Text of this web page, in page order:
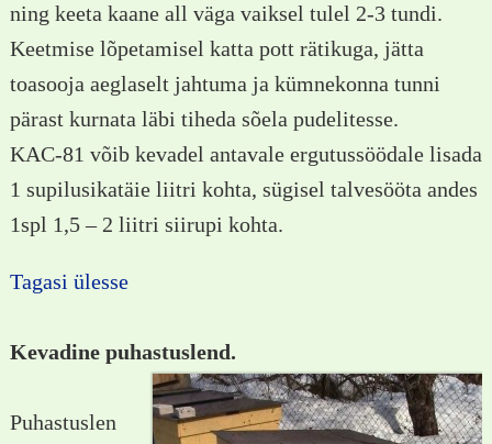
ning keeta kaane all väga vaiksel tulel 2-3 tundi.
Keetmise lõpetamisel katta pott rätikuga, jätta
toasooja aeglaselt jahtuma ja kümnekonna tunni
pärast kurnata läbi tiheda sõela pudelitesse.
KAC-81 võib kevadel antavale ergutussöödale lisada
1 supilusikatäie liitri kohta, sügisel talvesööta andes
1spl 1,5 – 2 liitri siirupi kohta.
Tagasi ülesse
Kevadine puhastuslend.
Puhastuslen